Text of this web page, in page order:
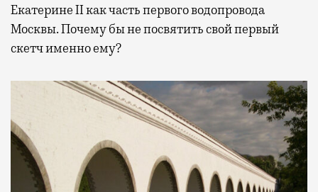
Екатерине II как часть первого водопровода
Москвы. Почему бы не посвятить свой первый
скетч именно ему?